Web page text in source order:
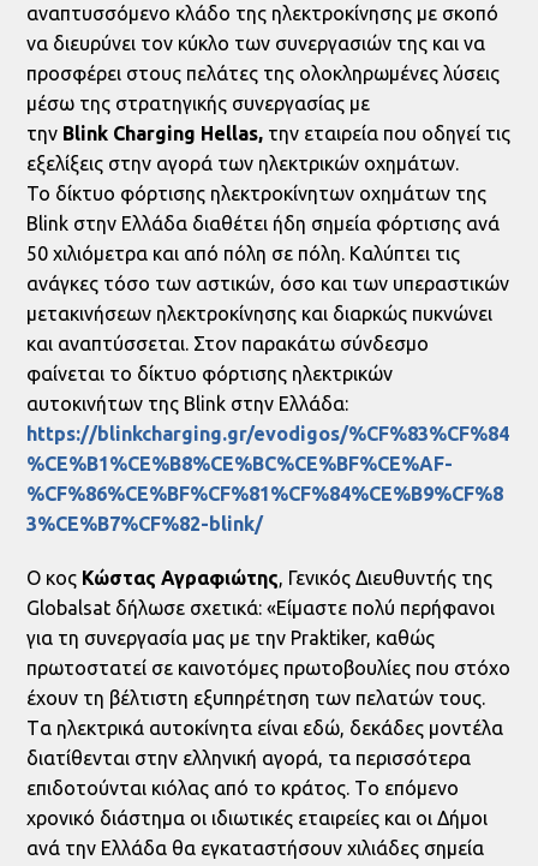
αναπτυσσόμενο κλάδο της ηλεκτροκίνησης με σκοπό
να διευρύνει τον κύκλο των συνεργασιών της και να
προσφέρει στους πελάτες της ολοκληρωμένες λύσεις
μέσω της στρατηγικής συνεργασίας με
την Blink Charging Hellas, την εταιρεία που οδηγεί τις
εξελίξεις στην αγορά των ηλεκτρικών οχημάτων.
Το δίκτυο φόρτισης ηλεκτροκίνητων οχημάτων της
Blink στην Ελλάδα διαθέτει ήδη σημεία φόρτισης ανά
50 χιλιόμετρα και από πόλη σε πόλη. Καλύπτει τις
ανάγκες τόσο των αστικών, όσο και των υπεραστικών
μετακινήσεων ηλεκτροκίνησης και διαρκώς πυκνώνει
και αναπτύσσεται. Στον παρακάτω σύνδεσμο
φαίνεται το δίκτυο φόρτισης ηλεκτρικών
αυτοκινήτων της Blink στην Ελλάδα:
https://blinkcharging.gr/evodigos/%CF%83%CF%84
%CE%B1%CE%B8%CE%BC%CE%BF%CE%AF-
%CF%86%CE%BF%CF%81%CF%84%CE%B9%CF%8
3%CE%B7%CF%82-blink/
Ο κος Κώστας Αγραφιώτης, Γενικός Διευθυντής της
Globalsat δήλωσε σχετικά: «Είμαστε πολύ περήφανοι
για τη συνεργασία μας με την Praktiker, καθώς
πρωτοστατεί σε καινοτόμες πρωτοβουλίες που στόχο
έχουν τη βέλτιστη εξυπηρέτηση των πελατών τους.
Tα ηλεκτρικά αυτοκίνητα είναι εδώ, δεκάδες μοντέλα
διατίθενται στην ελληνική αγορά, τα περισσότερα
επιδοτούνται κιόλας από το κράτος. Tο επόμενο
χρονικό διάστημα οι ιδιωτικές εταιρείες και οι Δήμοι
ανά την Ελλάδα θα εγκαταστήσουν χιλιάδες σημεία